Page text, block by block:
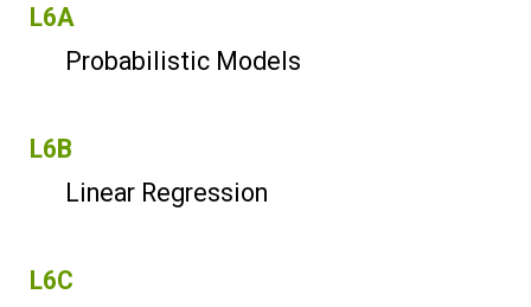
L6A
Probabilistic Models
L6B
Linear Regression
L6C